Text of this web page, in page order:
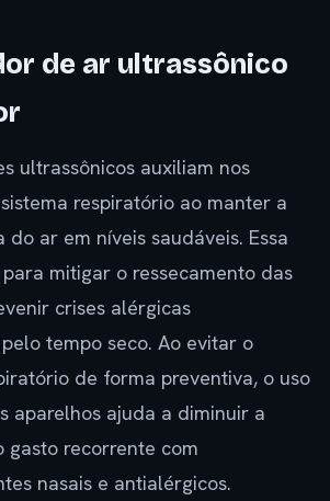
de ar ultrassônico
ultrassônicos auxiliam nos
respiratório ao manter a
ar em níveis saudáveis. Essa
mitigar o ressecamento das
crises alérgicas
tempo seco. Ao evitar o
de forma preventiva, o uso
aparelhos ajuda a diminuir a
gasto recorrente com
nasais e antialérgicos.